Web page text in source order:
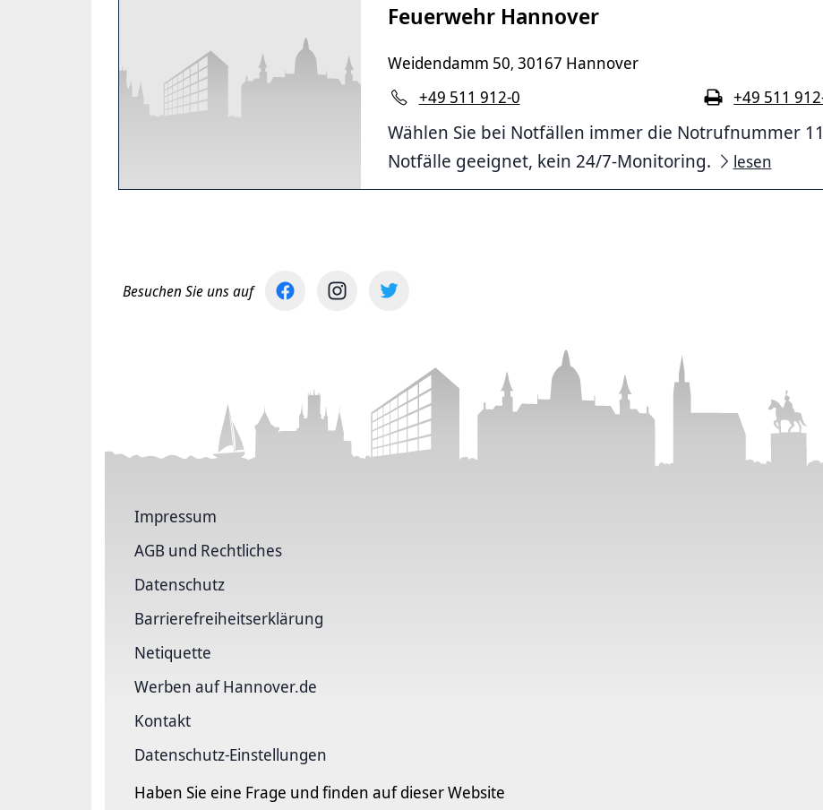
Feuerwehr Hannover
Weidendamm 50, 30167 Hannover
+49 511 912-0
+49 511
Wählen Sie bei Notfällen immer die Notrufnummer
Notfälle geeignet, kein 24/7-Monitoring.
lesen
Besuchen Sie uns auf
Impressum
AGB und Rechtliches
Datenschutz
Barriere­freiheits­erklärung
Netiquette
Werben auf Hannover.de
Kontakt
Datenschutz-Einstellungen
Haben Sie eine Frage und finden auf dieser Website